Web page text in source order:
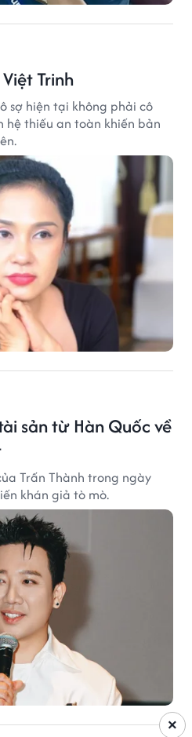
Trinh
sợ hiện tại không phải cô
thiếu an toàn khiến bản
sản từ Hàn Quốc về
Trấn Thành trong ngày
khán giả tò mò.
×